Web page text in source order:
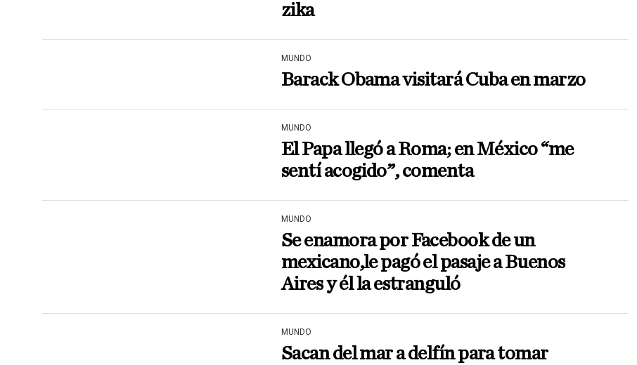
zika
MUNDO
Barack Obama visitará Cuba en marzo
MUNDO
El Papa llegó a Roma; en México “me
sentí acogido”, comenta
MUNDO
Se enamora por Facebook de un
mexicano,le pagó el pasaje a Buenos
Aires y él la estranguló
MUNDO
Sacan del mar a delfín para tomar